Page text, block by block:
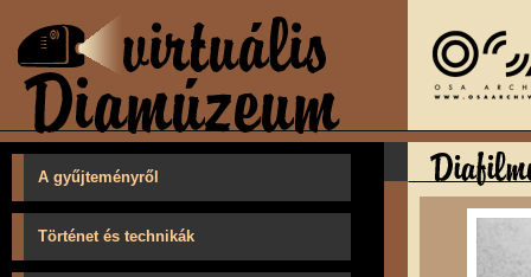
A gyűjteményről
Történet és technikák